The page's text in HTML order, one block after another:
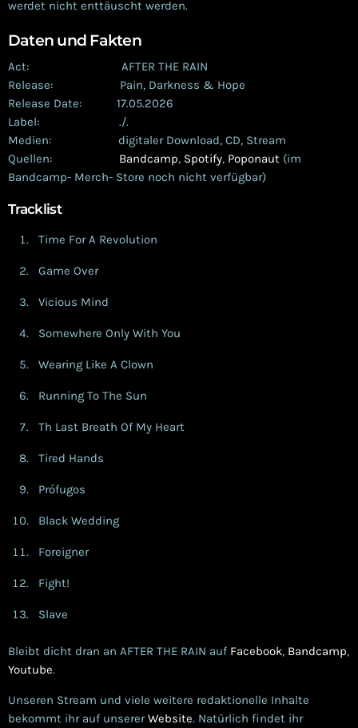
werdet nicht enttäuscht werden.
Daten und Fakten
Act: AFTER THE RAIN
Release: Pain, Darkness & Hope
Release Date: 17.05.2026
Label: ./.
Medien: digitaler Download, CD, Stream
Quellen: Bandcamp, Spotify, Poponaut (im
Bandcamp- Merch- Store noch nicht verfügbar)
Tracklist
Time For A Revolution
Game Over
Vicious Mind
Somewhere Only With You
Wearing Like A Clown
Running To The Sun
Th Last Breath Of My Heart
Tired Hands
Prófugos
Black Wedding
Foreigner
Fight!
Slave
Bleibt dicht dran an AFTER THE RAIN auf Facebook, Bandcamp,
Youtube.
Unseren Stream und viele weitere redaktionelle Inhalte
bekommt ihr auf unsererWebsite. Natürlich findet ihr